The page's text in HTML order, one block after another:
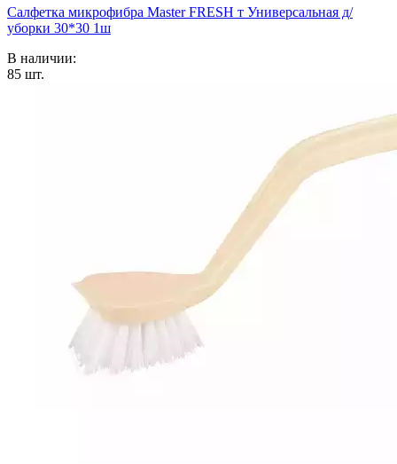
Салфетка микрофибра Master FRESH т Универсальная д/
уборки 30*30 1ш
В наличии:
85 шт.